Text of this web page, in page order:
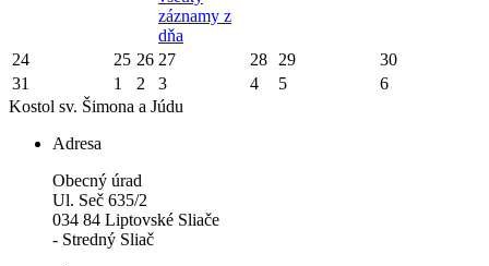
záznamy z
dňa
24 25 26 27 28 29
30
31
1 2 3 4 5
6
Kostol sv. Šimona a Júdu
Adresa
Obecný úrad
Ul. Seč 635/2
034 84 Liptovské Sliače
- Stredný Sliač